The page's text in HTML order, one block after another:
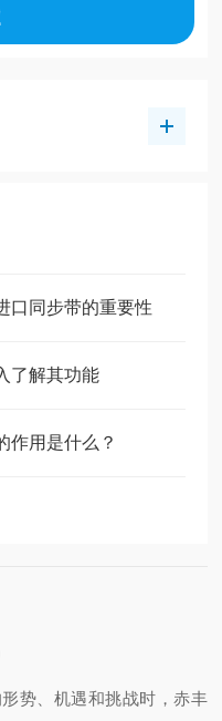
口同步带的重要性
了解其功能
作用是什么？
势、机遇和挑战时，赤丰